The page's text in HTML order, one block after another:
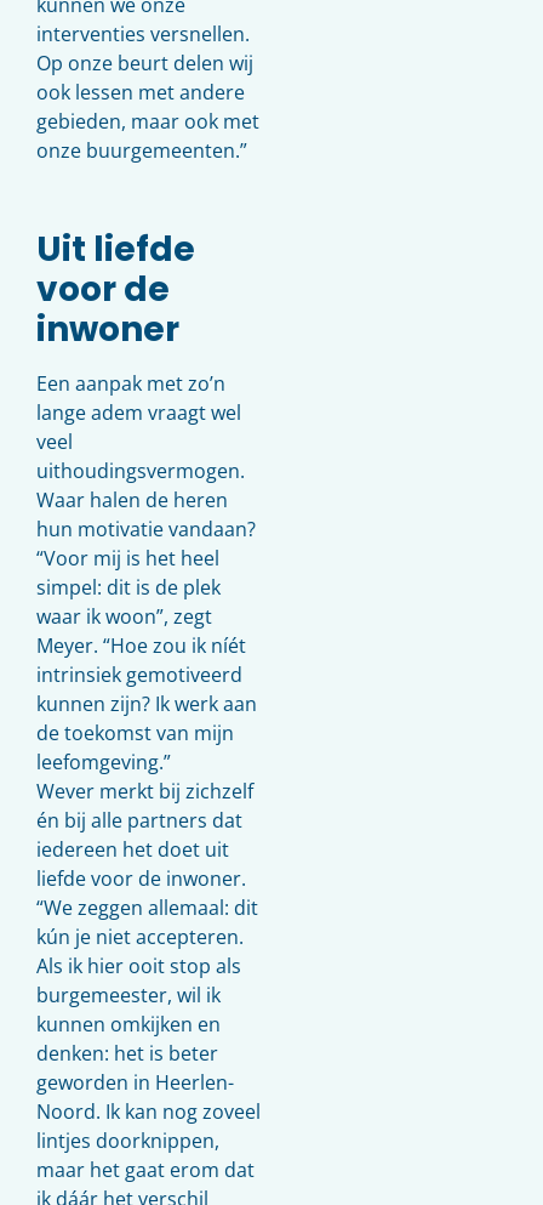
kunnen we onze
interventies versnellen.
Op onze beurt delen wij
ook lessen met andere
gebieden, maar ook met
onze buurgemeenten.”
Uit liefde
voor de
inwoner
Een aanpak met zo’n
lange adem vraagt wel
veel
uithoudingsvermogen.
Waar halen de heren
hun motivatie vandaan?
“Voor mij is het heel
simpel: dit is de plek
waar ik woon”, zegt
Meyer. “Hoe zou ik níét
intrinsiek gemotiveerd
kunnen zijn? Ik werk aan
de toekomst van mijn
leefomgeving.”
Wever merkt bij zichzelf
én bij alle partners dat
iedereen het doet uit
liefde voor de inwoner.
“We zeggen allemaal: dit
kún je niet accepteren.
Als ik hier ooit stop als
burgemeester, wil ik
kunnen omkijken en
denken: het is beter
geworden in Heerlen-
Noord. Ik kan nog zoveel
lintjes doorknippen,
maar het gaat erom dat
ik dáár het verschil